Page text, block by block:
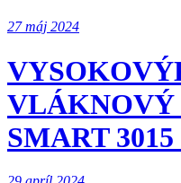
27 máj 2024
VLÁKNOVÝ
SMART